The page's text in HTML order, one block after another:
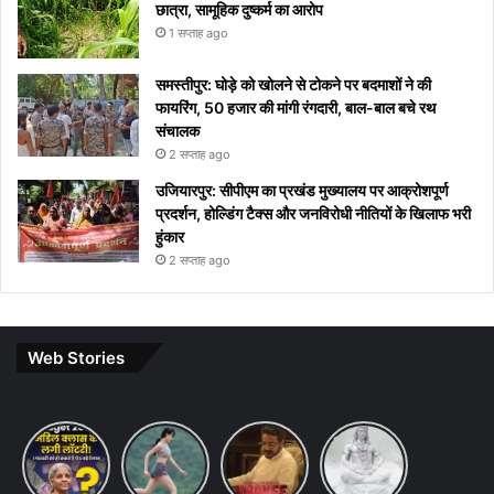
छात्रा, सामूहिक दुष्कर्म का आरोप
1 सप्ताह ago
समस्तीपुर: घोड़े को खोलने से टोकने पर बदमाशों ने की
फायरिंग, 50 हजार की मांगी रंगदारी, बाल-बाल बचे रथ
संचालक
2 सप्ताह ago
उजियारपुर: सीपीएम का प्रखंड मुख्यालय पर आक्रोशपूर्ण
प्रदर्शन, होल्डिंग टैक्स और जनविरोधी नीतियों के खिलाफ भरी
हुंकार
2 सप्ताह ago
Web Stories
Budget
2026
Expectations:
7 ways
to
maintain
khakee
the
bengal
10 Lines
on Maha
Shivratri